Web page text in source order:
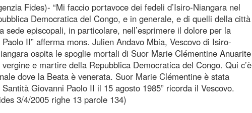
Fides)- “Mi faccio portavoce dei fedeli d’Isiro-Niangara nel
Democratica del Congo, e in generale, e di quelli della città
sede episcopali, in particolare, nell’esprimere il dolore per la
II” afferma mons. Julien Andavo Mbia, Vescovo di Isiro-
ospita le spoglie mortali di Suor Marie Clémentine Anuarite
e martire della Repubblica Democratica del Congo. Qui c’è
dove la Beata è venerata. Suor Marie Clémentine è stata
Giovanni Paolo II il 15 agosto 1985” ricorda il Vescovo.
3/4/2005 righe 13 parole 134)